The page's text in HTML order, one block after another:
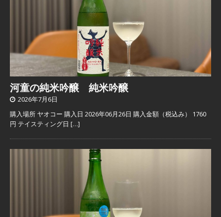
河童の純米吟醸 純米吟醸
2026年7月6日
購入場所 ヤオコー 購入日 2026年06月26日 購入金額（税込み） 1760
円 テイスティング日 […]